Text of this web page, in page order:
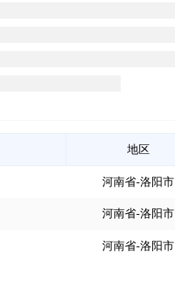
地区
河南省-洛阳市
河南省-洛阳市
河南省-洛阳市